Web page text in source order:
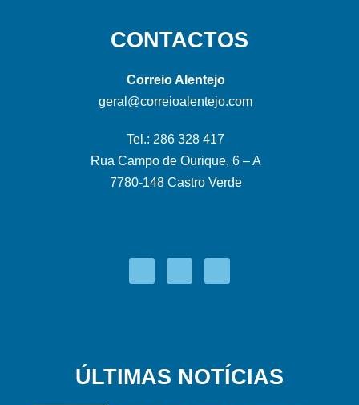
CONTACTOS
Correio Alentejo
geral@correioalentejo.com
Tel.: 286 328 417
Rua Campo de Ourique, 6 – A
7780-148 Castro Verde
ÚLTIMAS NOTÍCIAS